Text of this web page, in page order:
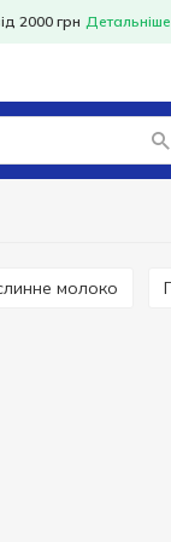
2000 грн Детальніше
молоко